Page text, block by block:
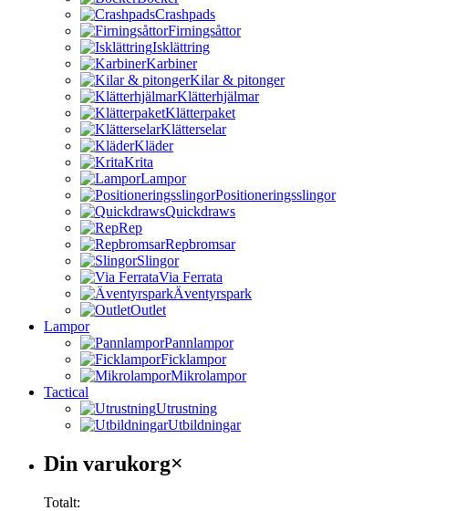
Crashpads
Firningsåttor
Isklättring
Karbiner
Kilar & pitonger
Klätterhjälmar
Klätterpaket
Klätterselar
Kläder
Krita
Lampor
Positioneringsslingor
Quickdraws
Rep
Repbromsar
Slingor
Via Ferrata
Äventyrspark
Outlet
Lampor
Pannlampor
Ficklampor
Mikrolampor
Tactical
Utrustning
Utbildningar
Varukorg
Din varukorg×
Totalt: